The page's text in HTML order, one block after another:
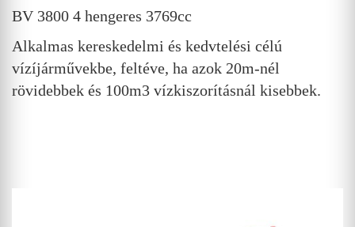
BV 3800 4 hengeres 3769cc
Alkalmas kereskedelmi és kedvtelési célú
vízíjárművekbe, feltéve, ha azok 20m-nél
rövidebbek és 100m3 vízkiszorításnál kisebbek.